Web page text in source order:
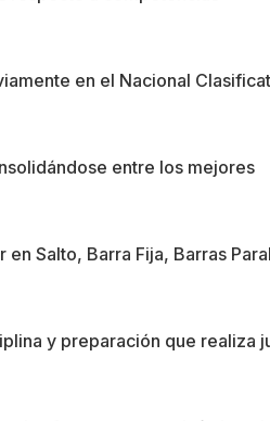
en el Nacional
entre los mejores
Salto, Barra Fija, Barras
y preparación que realiza